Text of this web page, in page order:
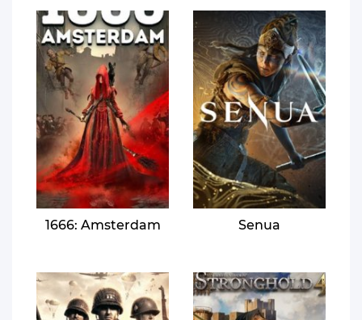
1666: Amsterdam Senua